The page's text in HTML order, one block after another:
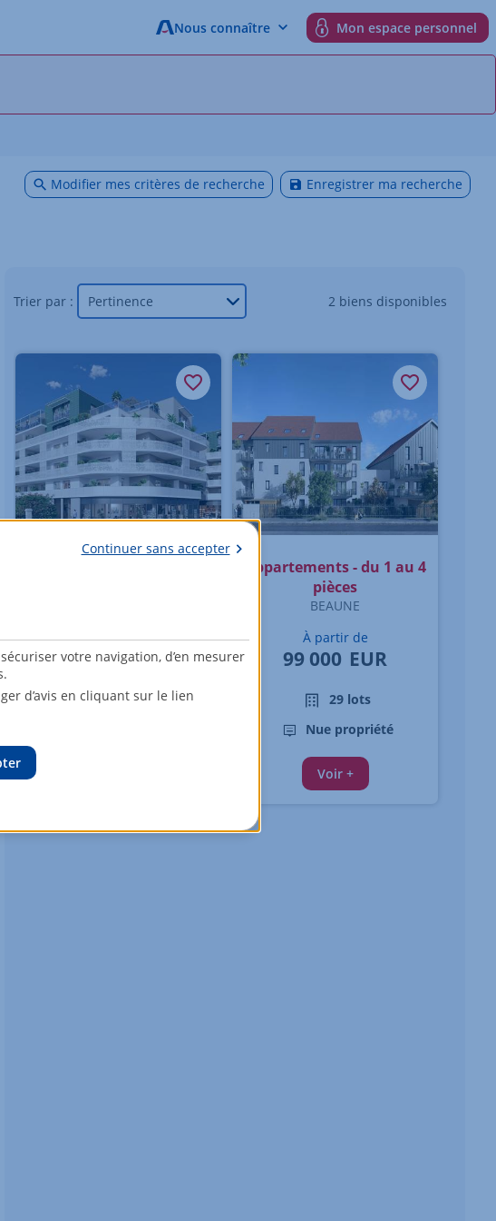
Nous connaître Mon espace personnel
Modifier mes critères de recherche Enregistrer ma recherche
Trier par : 2 biens disponibles
280 830 EUR
64,23 m²
Appartements - du 1 au 4
pièces
BEAUNE
À partir de
99 000 EUR
29 lots
Nue propriété
Voir +
Continuer sans accepter
votre navigation, d’en mesurer
d’avis en cliquant sur le lien